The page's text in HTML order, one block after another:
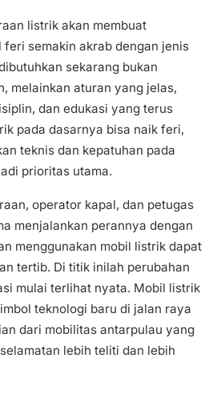
listrik akan membuat
feri semakin akrab dengan jenis
sekarang bukan
melainkan aturan yang jelas,
dan edukasi yang terus
pada dasarnya bisa naik feri,
teknis dan kepatuhan pada
prioritas utama.
operator kapal, dan petugas
menjalankan perannya dengan
menggunakan mobil listrik dapat
tertib. Di titik inilah perubahan
mulai terlihat nyata. Mobil listrik
teknologi baru di jalan raya
dari mobilitas antarpulau yang
lebih teliti dan lebih